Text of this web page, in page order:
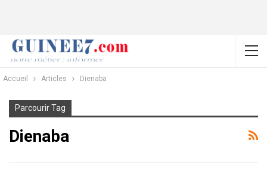
Accueil Articles Dienaba
Parcourir Tag
Dienaba